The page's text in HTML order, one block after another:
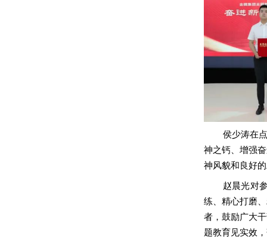
侯少涛在
神之钙、增强
神风貌和良好
赵晨光对
练、精心打磨
者，鼓励广大
题教育见实效